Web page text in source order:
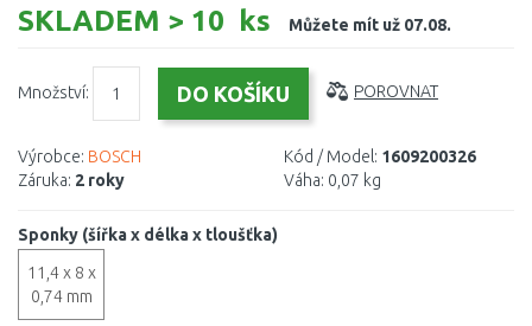
SKLADEM > 10 ks Můžete mít už 07.08.
Množství: POROVNAT
Výrobce: BOSCH
Záruka: 2 roky
Kód / Model: 1609200326
Váha: 0,07 kg
Sponky (šířka x délka x tloušťka)
11,4 x 8 x
0,74 mm